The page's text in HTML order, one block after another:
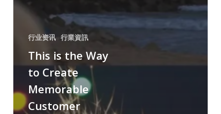
行业资讯 行業資訊
This is the Way
to Create
Memorable
Customer